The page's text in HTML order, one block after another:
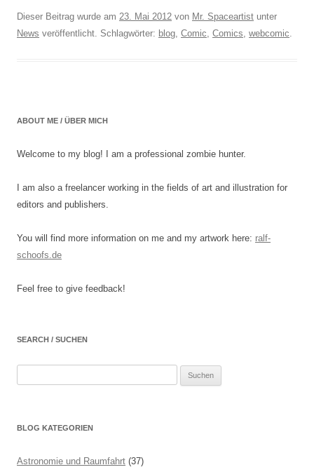
Dieser Beitrag wurde am 23. Mai 2012 von Mr. Spaceartist unter
News veröffentlicht. Schlagwörter: blog, Comic, Comics, webcomic.
ABOUT ME / ÜBER MICH
Welcome to my blog! I am a professional zombie hunter.
I am also a freelancer working in the fields of art and illustration for
editors and publishers.
You will find more information on me and my artwork here: ralf-
schoofs.de
Feel free to give feedback!
SEARCH / SUCHEN
BLOG KATEGORIEN
Astronomie und Raumfahrt (37)